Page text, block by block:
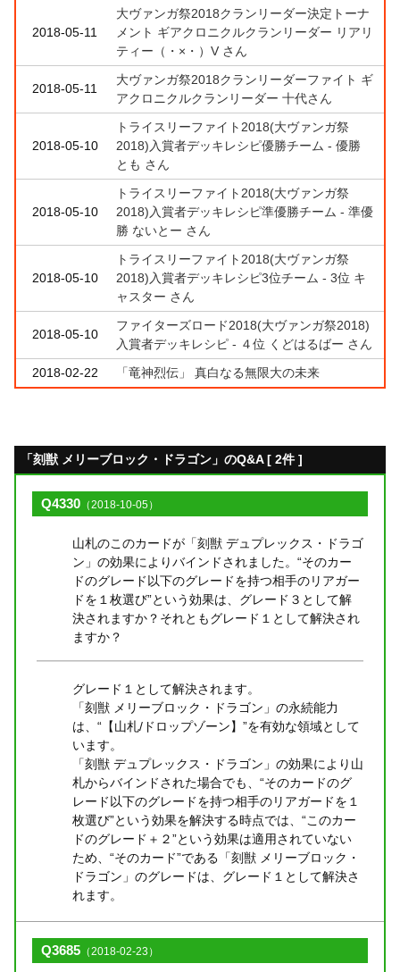
2018-05-11
大ヴァンガ祭2018クランリーダー決定トーナ
メント ギアクロニクルクランリーダー リアリ
ティー（・×・）V さん
2018-05-11
大ヴァンガ祭2018クランリーダーファイト ギ
アクロニクルクランリーダー 十代さん
2018-05-10
トライスリーファイト2018(大ヴァンガ祭
2018)入賞者デッキレシピ優勝チーム - 優勝
とも さん
2018-05-10
トライスリーファイト2018(大ヴァンガ祭
2018)入賞者デッキレシピ準優勝チーム - 準優
勝 ないとー さん
2018-05-10
トライスリーファイト2018(大ヴァンガ祭
2018)入賞者デッキレシピ3位チーム - 3位 キ
ャスター さん
2018-05-10
ファイターズロード2018(大ヴァンガ祭2018)
入賞者デッキレシピ - ４位 くどはるばー さん
2018-02-22
「竜神烈伝」 真白なる無限大の未来
「刻獣 メリーブロック・ドラゴン」のQ&A [ 2件 ]
Q4330 （2018-10-05）
山札のこのカードが「刻獣 デュプレックス・ドラゴ
ン」の効果によりバインドされました。“そのカー
ドのグレード以下のグレードを持つ相手のリアガー
ドを１枚選び”という効果は、グレード３として解
決されますか？それともグレード１として解決され
ますか？
グレード１として解決されます。
「刻獣 メリーブロック・ドラゴン」の永続能力
は、“【山札/ドロップゾーン】”を有効な領域として
います。
「刻獣 デュプレックス・ドラゴン」の効果により山
札からバインドされた場合でも、“そのカードのグ
レード以下のグレードを持つ相手のリアガードを１
枚選び”という効果を解決する時点では、“このカー
ドのグレード＋２”という効果は適用されていない
ため、“そのカード”である「刻獣 メリーブロック・
ドラゴン」のグレードは、グレード１として解決さ
れます。
Q3685 （2018-02-23）